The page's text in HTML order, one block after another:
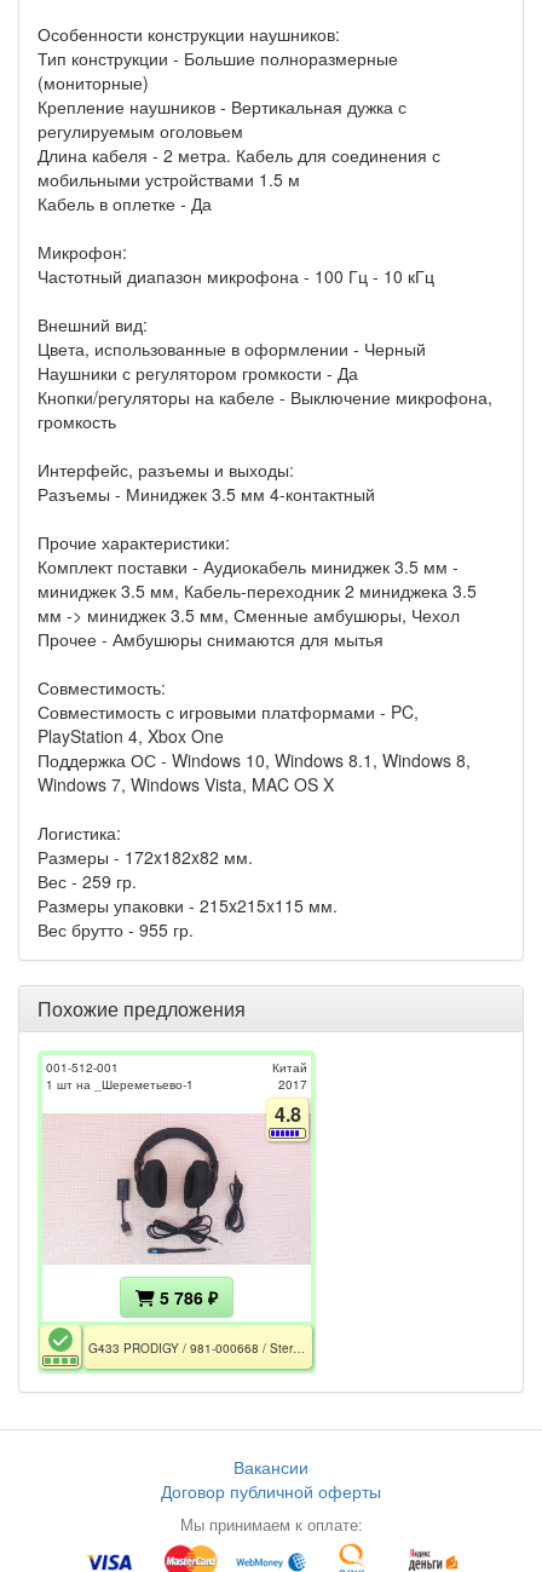
Особенности конструкции наушников:
Тип конструкции - Большие полноразмерные
(мониторные)
Крепление наушников - Вертикальная дужка с
регулируемым оголовьем
Длина кабеля - 2 метра. Кабель для соединения с
мобильными устройствами 1.5 м
Кабель в оплетке - Да
Микрофон:
Частотный диапазон микрофона - 100 Гц - 10 кГц
Внешний вид:
Цвета, использованные в оформлении - Черный
Наушники с регулятором громкости - Да
Кнопки/регуляторы на кабеле - Выключение микрофона,
громкость
Интерфейс, разъемы и выходы:
Разъемы - Миниджек 3.5 мм 4-контактный
Прочие характеристики:
Комплект поставки - Аудиокабель миниджек 3.5 мм -
миниджек 3.5 мм, Кабель-переходник 2 миниджека 3.5
мм -> миниджек 3.5 мм, Сменные амбушюры, Чехол
Прочее - Амбушюры снимаются для мытья
Совместимость:
Совместимость с игровыми платформами - PC,
PlayStation 4, Xbox One
Поддержка ОС - Windows 10, Windows 8.1, Windows 8,
Windows 7, Windows Vista, MAC OS X
Логистика:
Размеры - 172x182x82 мм.
Вес - 259 гр.
Размеры упаковки - 215x215x115 мм.
Вес брутто - 955 гр.
Похожие предложения
001-512-001
1 шт на _Шереметьево-1
Китай
2017
4.8
5 786 ₽
G433 PRODIGY / 981-000668 / Stereo / 20Гц ~ 20кГц / 32 Ohm / Mic 100Гц - 10 кГц / MiniJack 3.5 4Pin / 2x MiniJack 3.5
Вакансии
Договор публичной оферты
Мы принимаем к оплате: